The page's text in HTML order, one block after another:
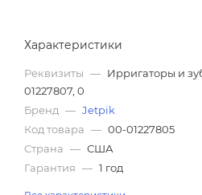
Характеристики
Реквизиты — Ирригаторы и
01227807, 0
Бренд — Jetpik
Код товара — 00-01227805
Страна — США
Гарантия — 1 год